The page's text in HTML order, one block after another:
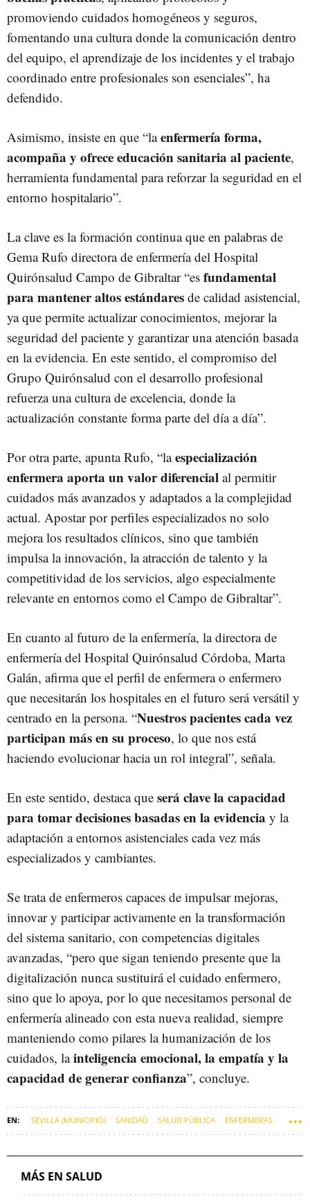
promoviendo cuidados homogéneos y seguros,
fomentando una cultura donde la comunicación dentro
del equipo, el aprendizaje de los incidentes y el trabajo
coordinado entre profesionales son esenciales”, ha
defendido.
Asimismo, insiste en que “laenfermería forma,
acompaña y ofrece educación sanitaria al paciente,
herramienta fundamental para reforzar la seguridad en el
entorno hospitalario”.
La clave es la formación continua que en palabras de
Gema Rufo directora de enfermería del Hospital
Quirónsalud Campo de Gibraltar “es fundamental
para mantener altos estándares de calidad asistencial,
ya que permite actualizar conocimientos, mejorar la
seguridad del paciente y garantizar una atención basada
en la evidencia. En este sentido, el compromiso del
Grupo Quirónsalud con el desarrollo profesional
refuerza una cultura de excelencia, donde la
actualización constante forma parte del día a día”.
Por otra parte, apunta Rufo, “laespecialización
enfermera aporta un valor diferencial al permitir
cuidados más avanzados y adaptados a la complejidad
actual. Apostar por perfiles especializados no solo
mejora los resultados clínicos, sino que también
impulsa la innovación, la atracción de talento y la
competitividad de los servicios, algo especialmente
relevante en entornos como el Campo de Gibraltar”.
En cuanto al futuro de la enfermería, la directora de
enfermería del Hospital Quirónsalud Córdoba, Marta
Galán, afirma que el perfil de enfermera o enfermero
que necesitarán los hospitales en el futuro será versátil y
centrado en la persona. “Nuestros pacientes cada vez
participan más en su proceso, lo que nos está
haciendo evolucionar hacia un rol integral”, señala.
En este sentido, destaca que será clave la capacidad
para tomar decisiones basadas en la evidencia y la
adaptación a entornos asistenciales cada vez más
especializados y cambiantes.
Se trata de enfermeros capaces de impulsar mejoras,
innovar y participar activamente en la transformación
del sistema sanitario, con competencias digitales
avanzadas, “pero que sigan teniendo presente que la
digitalización nunca sustituirá el cuidado enfermero,
sino que lo apoya, por lo que necesitamos personal de
enfermería alineado con esta nueva realidad, siempre
manteniendo como pilares la humanización de los
cuidados, lainteligencia emocional, la empatía y la
capacidad de generar confianza”, concluye.
SEVILLA (MUNICIPIO) SANIDAD SALUD PÚBLICA ENFERMERAS
MÁS EN SALUD